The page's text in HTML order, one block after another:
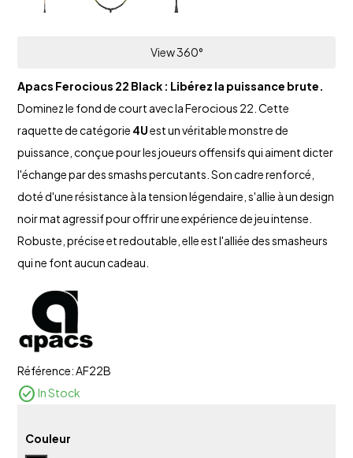
View 360°
Apacs Ferocious 22 Black : Libérez la puissance brute.
Dominez le fond de court avec la Ferocious 22. Cette
raquette de catégorie 4Uest un véritable monstre de
puissance, conçue pour les joueurs offensifs qui aiment dicter
l'échange par des smashs percutants. Son cadre renforcé,
doté d'une résistance à la tension légendaire, s'allie à un design
noir mat agressif pour offrir une expérience de jeu intense.
Robuste, précise et redoutable, elle est l'alliée des smasheurs
qui ne font aucun cadeau.
Référence:AF22B
check_circle In Stock
Couleur